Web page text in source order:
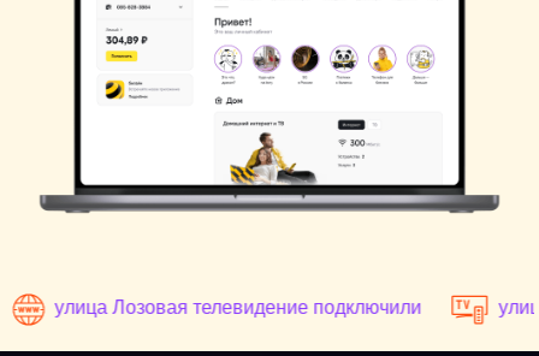
улица Лозовая телевидение подключили